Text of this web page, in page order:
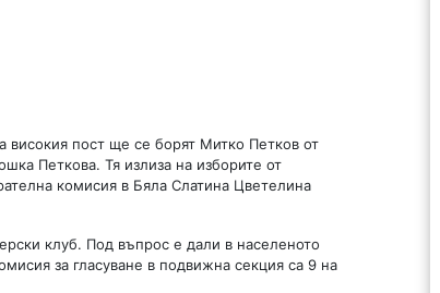
високия пост ще се борят Митко Петков от
Петкова. Тя излиза на изборите от
комисия в Бяла Слатина Цветелина
клуб. Под въпрос е дали в населеното
за гласуване в подвижна секция са 9 на